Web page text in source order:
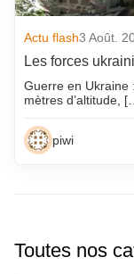
Actu flash3 Août.
Les forces
Guerre en Ukraine
mètres d’altitude,
piwi
Toutes nos